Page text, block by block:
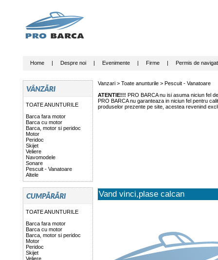
Home| Despre noi| Evenimente| Firme| Permis de
TOATE ANUNTURILE
Barca fara motor
Barca cu motor
Barca, motor si peridoc
Motor
Peridoc
Skijet
Veliere
Navomodele
Sonare
Pescuit - Vanatoare
Altele
TOATE ANUNTURILE
Barca fara motor
Barca cu motor
Barca, motor si peridoc
Motor
Peridoc
Skijet
Veliere
Vanzari > Toate anunturile> Pescuit - Vanatoare
ATENTIE!!! PRO BARCA nu isi asuma niciun fel
PRO BARCA nu garanteaza in niciun fel pentru
produselor prezente pe site, acestea revenind
Vand vinci,plase calcan